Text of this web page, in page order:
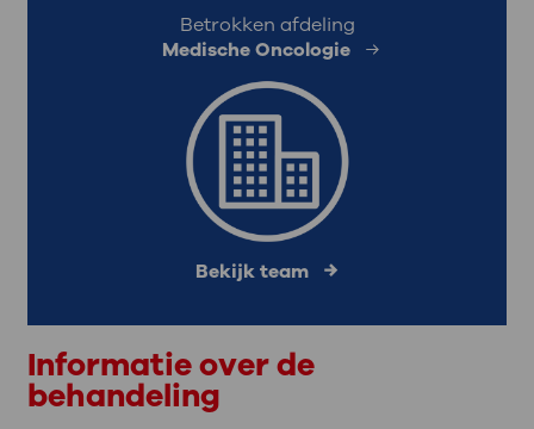
Betrokken afdeling
Medische Oncologie
Bekijk team
Informatie over de
behandeling